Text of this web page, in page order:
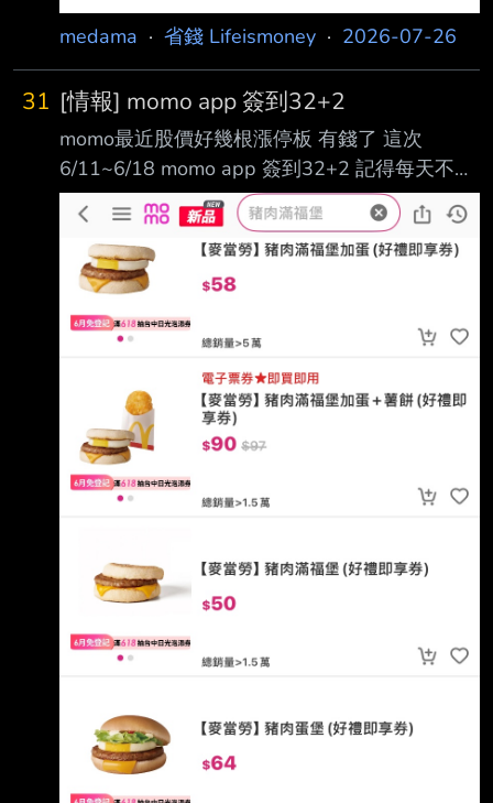
medama · 省錢 Lifeismoney · 2026-07-26
31 [情報] momo app 簽到32+2
momo最近股價好幾根漲停板 有錢了 這次
6/11~6/18 momo app 簽到32+2 記得每天不要
忘記簽到啊 --